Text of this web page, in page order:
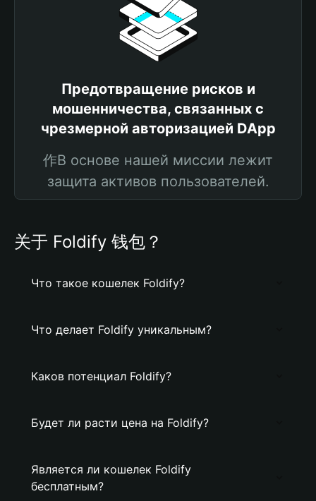
Предотвращение рисков и
мошенничества, связанных с
чрезмерной авторизацией DApp
作В основе нашей миссии лежит
защита активов пользователей.
关于 Foldify 钱包？
Что такое кошелек Foldify?
Что делает Foldify уникальным?
Каков потенциал Foldify?
Будет ли расти цена на Foldify?
Является ли кошелек Foldify
бесплатным?